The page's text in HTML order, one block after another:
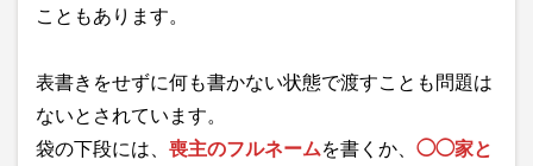
こともあります。
表書きをせずに何も書かない状態で渡すことも問題は
ないとされています。
袋の下段には、 喪主のフルネームを書くか、 ◯◯家と